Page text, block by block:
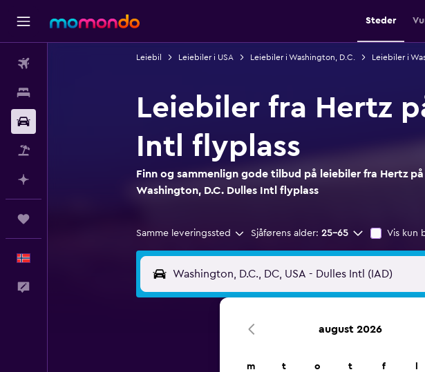
Steder
Leiebil Leiebiler i USA Leiebiler i Washington, D.C. Leiebiler i
Leiebiler fra Hertz
Intl flyplass
Finn og sammenlign gode tilbud på leiebiler fra Hertz på
Washington, D.C. Dulles Intl flyplass
Samme leveringssted Sjåførens alder: 25–65 Vis kun
august 2026
m t o t f